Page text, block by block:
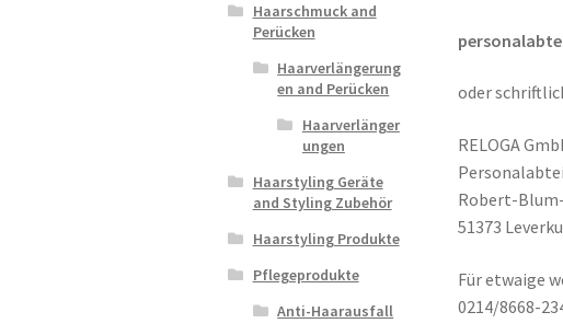
oder
RELOGA
Robert-
51373
Für etwaige
0214/8668-
Haarschmuck and
Perücken
Haarverlängerung
en and Perücken
Haarverlänger
ungen
Haarstyling Geräte
and Styling Zubehör
Haarstyling Produkte
Pflegeprodukte
Anti-Haarausfall